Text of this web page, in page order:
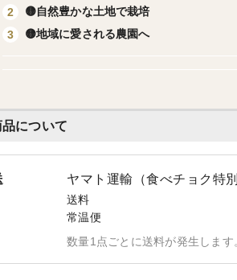
品について
ヤマト運輸（食べチョク特別
送料
常温便
数量1点ごとに送料が発生します
2
🟡自然豊かな土地で栽培
3
🟡地域に愛される農園へ